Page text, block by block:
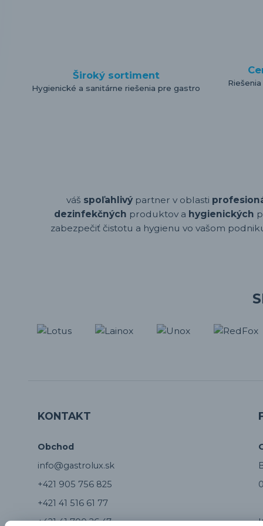
Široký sortiment
Hygienické a sanitárne riešenia pre gastro
váš spoľahlivý partner v oblasti
dezinfekčných produktov a hygienických
zabezpečiť čistotu a hygienu vo vašom
KONTAKT
Obchod
info@gastrolux.sk
+421 905 756 825
+421 41 516 61 77
+421 41 700 26 47